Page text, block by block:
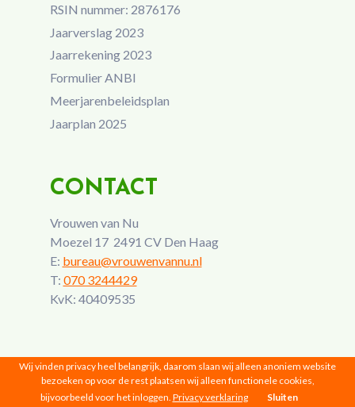
RSIN nummer: 2876176
Jaarverslag 2023
Jaarrekening 2023
Formulier ANBI
Meerjarenbeleidsplan
Jaarplan 2025
CONTACT
Vrouwen van Nu
Moezel 17 2491 CV Den Haag
E: bureau@vrouwenvannu.nl
T: 070 3244429
KvK: 40409535
Wij vinden privacy heel belangrijk, daarom slaan wij alleen anoniem website
bezoeken op voor de rest plaatsen wij alleen functionele cookies,
bijvoorbeeld voor het inloggen. Privacy verklaring Sluiten